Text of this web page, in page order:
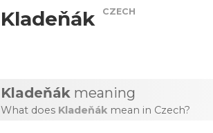
Kladeňák CZECH
Kladeňák meaning
What does Kladeňák mean in Czech?